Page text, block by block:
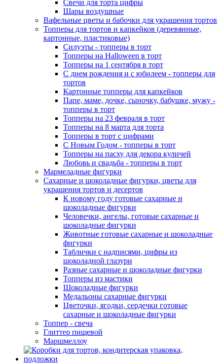
Свечи для торта цифры
Шары воздушные
Вафельные цветы и бабочки для украшения тортов
Топперы для тортов и капкейков (деревянные,
картонные, пластиковые)
Силуэты - топперы в торт
Топперы на Halloween в торт
Топперы на 1 сентября в торт
С днем рождения и с юбилеем - топперы для
тортов
Картонные топперы для капкейков
Папе, маме, дочке, сыночку, бабушке, мужу -
топперы в торт
Топперы на 23 февраля в торт
Топперы на 8 марта для торта
Топперы в торт с цифрами
С Новым Годом - топперы в торт
Топперы на пасху для декора куличей
Любовь и свадьба - топперы в торт
Мармеладные фигурки
Сахарные и шоколадные фигурки, цветы для
украшения тортов и десертов
К новому году готовые сахарные и
шоколадные фигурки
Человечки, ангелы, готовые сахарные и
шоколадные фигурки
Животные готовые сахарные и шоколадные
фигурки
Таблички с надписями, цифры из
шоколадной глазури
Разные сахарные и шоколадные фигурки
Топперы из мастики
Шоколадные фигурки
Медальоны сахарные фигурки
Цветочки, ягодки, сердечки готовые
сахарные и шоколадные фигурки
Топпер - свеча
Глиттер пищевой
Маршмеллоу